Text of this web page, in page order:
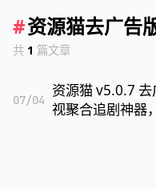
#资源猫去广告
共 1 篇文章
07/04
资源猫 v5.0.7
视聚合追剧神器